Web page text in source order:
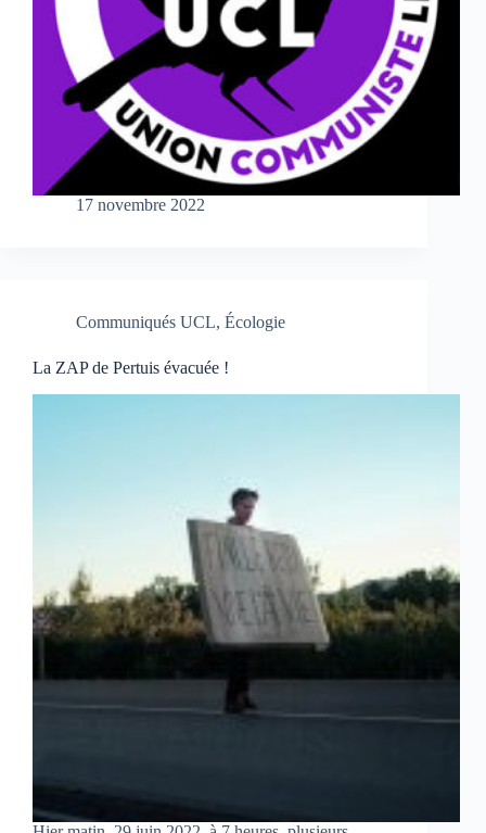
17 novembre 2022
Communiqués UCL, Écologie
La ZAP de Pertuis évacuée !